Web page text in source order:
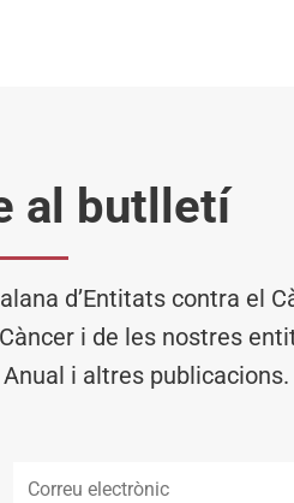
al butlletí
d’Entitats contra el
i de les nostres
i altres publicacions.